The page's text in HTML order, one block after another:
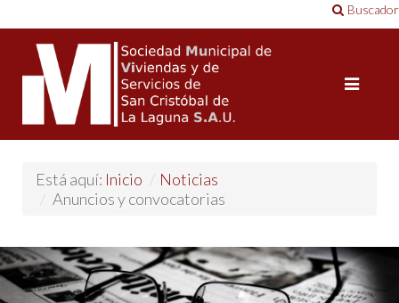
Buscador
Está aquí: Inicio / Noticias
/ Anuncios y convocatorias